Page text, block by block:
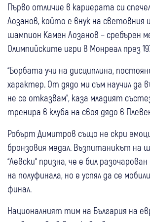
Първо отличие в кариерата си
Лозанов, който е внук на световния
шампион Камен Лозанов – сребърен
Олимпийските игри в Монреал през
“Борбата учи на дисциплина,
характер. От дядо ми съм научил да
не се отказвам“, каза младият
тренира в клуба на своя дядо в
Робърт Димитров също не скри
бронзовия медал. Възпитаникът на
“Левски“ призна, че е бил
на полуфинала, но е успял да се
финал.
Националният тим на България на